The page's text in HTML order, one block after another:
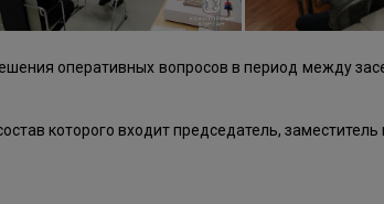
оперативных вопросов в период между
которого входит председатель,